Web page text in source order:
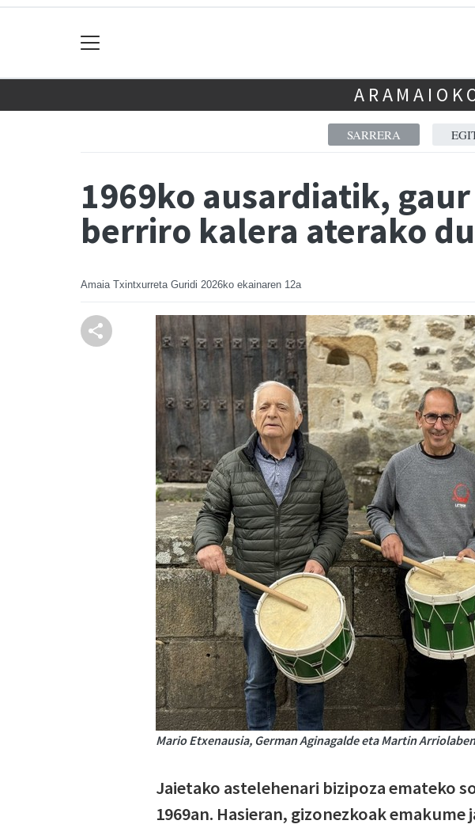
SARRERA
1969ko ausardiatik,
berriro kalera aterako
Amaia Txintxurreta Guridi 2026ko ekainaren 12a
Mario Etxenausia, German Aginagalde eta Martin
Jaietako astelehenari bizipoza emateko
1969an. Hasieran, gizonezkoak